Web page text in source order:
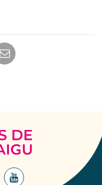
Terres
de
Montaigu
Lien